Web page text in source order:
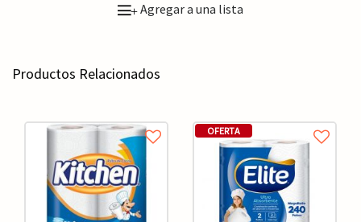
+Agregar a una lista
Productos Relacionados
OFERTA